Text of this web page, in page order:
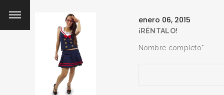
enero 06, 2015
¡RÉNTALO!
Nombre completo*